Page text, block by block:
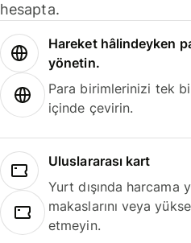
hesapta.
Hareket hâlindeyken
yönetin.
Para birimlerinizi tek
içinde çevirin.
Uluslararası kart
Yurt dışında harcama
makaslarını veya
etmeyin.